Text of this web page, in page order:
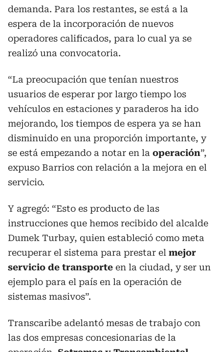
demanda. Para los restantes, se está a la
espera de la incorporación de nuevos
operadores calificados, para lo cual ya se
realizó una convocatoria.
“La preocupación que tenían nuestros
usuarios de esperar por largo tiempo los
vehículos en estaciones y paraderos ha ido
mejorando, los tiempos de espera ya se han
disminuido en una proporción importante, y
se está empezando a notar en la operación”,
expuso Barrios con relación a la mejora en el
servicio.
Y agregó: “Esto es producto de las
instrucciones que hemos recibido del alcalde
Dumek Turbay, quien estableció como meta
recuperar el sistema para prestar el mejor
servicio de transporte en la ciudad, y ser un
ejemplo para el país en la operación de
sistemas masivos”.
Transcaribe adelantó mesas de trabajo con
las dos empresas concesionarias de la